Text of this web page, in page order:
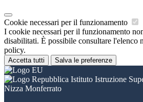
Cookie necessari per il funzionamento
I cookie necessari per il funzionamento
disabilitati. È possibile consultare l'elenco
policy.
Accetta tutti Salva le preferenze
Istituto Istruzione
Nizza Monferrato